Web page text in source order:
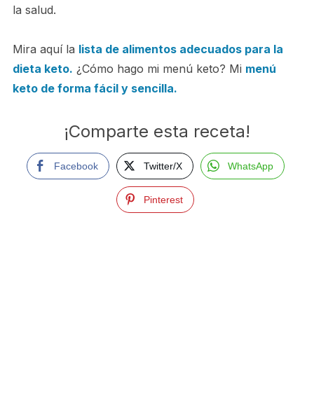
la salud.
Mira aquí la lista de alimentos adecuados para la
dieta keto. ¿Cómo hago mi menú keto? Mi menú
keto de forma fácil y sencilla.
¡Comparte esta receta!
Facebook Twitter/X WhatsApp
Pinterest